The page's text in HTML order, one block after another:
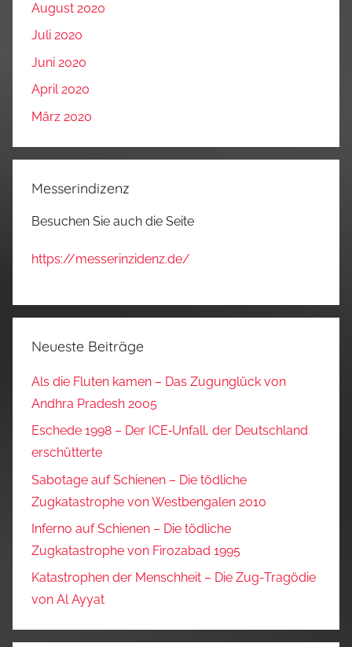
August 2020
Juli 2020
Juni 2020
April 2020
März 2020
Messerindizenz
Besuchen Sie auch die Seite
https://messerinzidenz.de/
Neueste Beiträge
Als die Fluten kamen – Das Zugunglück von
Andhra Pradesh 2005
Eschede 1998 – Der ICE‑Unfall, der Deutschland
erschütterte
Sabotage auf Schienen – Die tödliche
Zugkatastrophe von Westbengalen 2010
Inferno auf Schienen – Die tödliche
Zugkatastrophe von Firozabad 1995
Katastrophen der Menschheit – Die Zug-Tragödie
von Al Ayyat